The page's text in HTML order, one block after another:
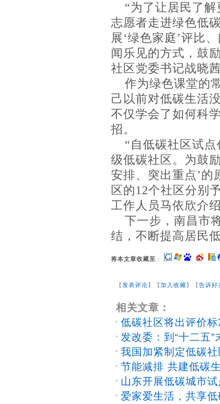
“为了让居民了
志愿者走进绿色低
展‘绿色家庭’评比
闻乐见的方式，鼓
社区党委书记战晓
作为绿色课堂的
己以前对低碳生活
不仅学会了如何科
招。
“自低碳社区试
级低碳社区。为鼓
安排、突出重点’
区的12个社区分别
工作人员马依欣介
下一步，南昌市
结，不断提高居民
将本文章收藏至 ：
【 发表评论 】【 加入收藏 】【 告诉好
相关文章：
低碳社区将出评价
发改委：到“十二五
我国加紧制定低碳
节能减排 共建低碳
山东开展低碳城市
爱家爱生活，共享